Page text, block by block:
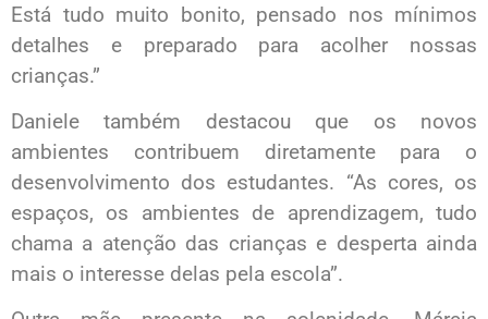
Está tudo muito bonito, pensado nos mínimos
detalhes e preparado para acolher nossas
crianças.”
Daniele também destacou que os novos
ambientes contribuem diretamente para o
desenvolvimento dos estudantes. “As cores, os
espaços, os ambientes de aprendizagem, tudo
chama a atenção das crianças e desperta ainda
mais o interesse delas pela escola”.